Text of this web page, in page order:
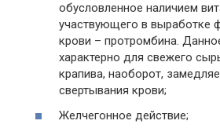
обусловленное наличием
участвующего в выработке
крови – протромбина.
характерно для свежего
крапива, наоборот,
свертывания крови;
Желчегонное действие;